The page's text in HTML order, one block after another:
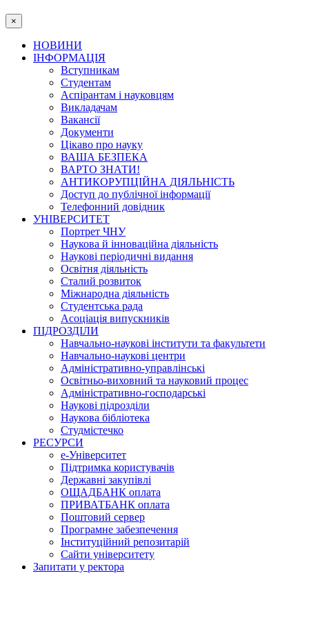
×
НОВИНИ
ІНФОРМАЦІЯ
Вступникам
Студентам
Аспірантам і науковцям
Викладачам
Вакансії
Документи
Цікаво про науку
ВАША БЕЗПЕКА
ВАРТО ЗНАТИ!
АНТИКОРУПЦІЙНА ДІЯЛЬНІСТЬ
Доступ до публічної інформації
Телефонний довідник
УНІВЕРСИТЕТ
Портрет ЧНУ
Наукова й інноваційна діяльність
Наукові періодичні видання
Освітня діяльність
Сталий розвиток
Міжнародна діяльність
Студентська рада
Асоціація випускників
ПІДРОЗДІЛИ
Навчально-наукові інститути та факультети
Навчально-наукові центри
Адміністративно-управлінські
Освітньо-виховний та науковий процес
Адміністративно-господарські
Наукові підрозділи
Наукова бібліотека
Студмістечко
РЕСУРСИ
е-Університет
Підтримка користувачів
Державні закупівлі
ОЩАДБАНК оплата
ПРИВАТБАНК оплата
Поштовий сервер
Програмне забезпечення
Інституційний репозитарій
Сайти університету
Запитати у ректора